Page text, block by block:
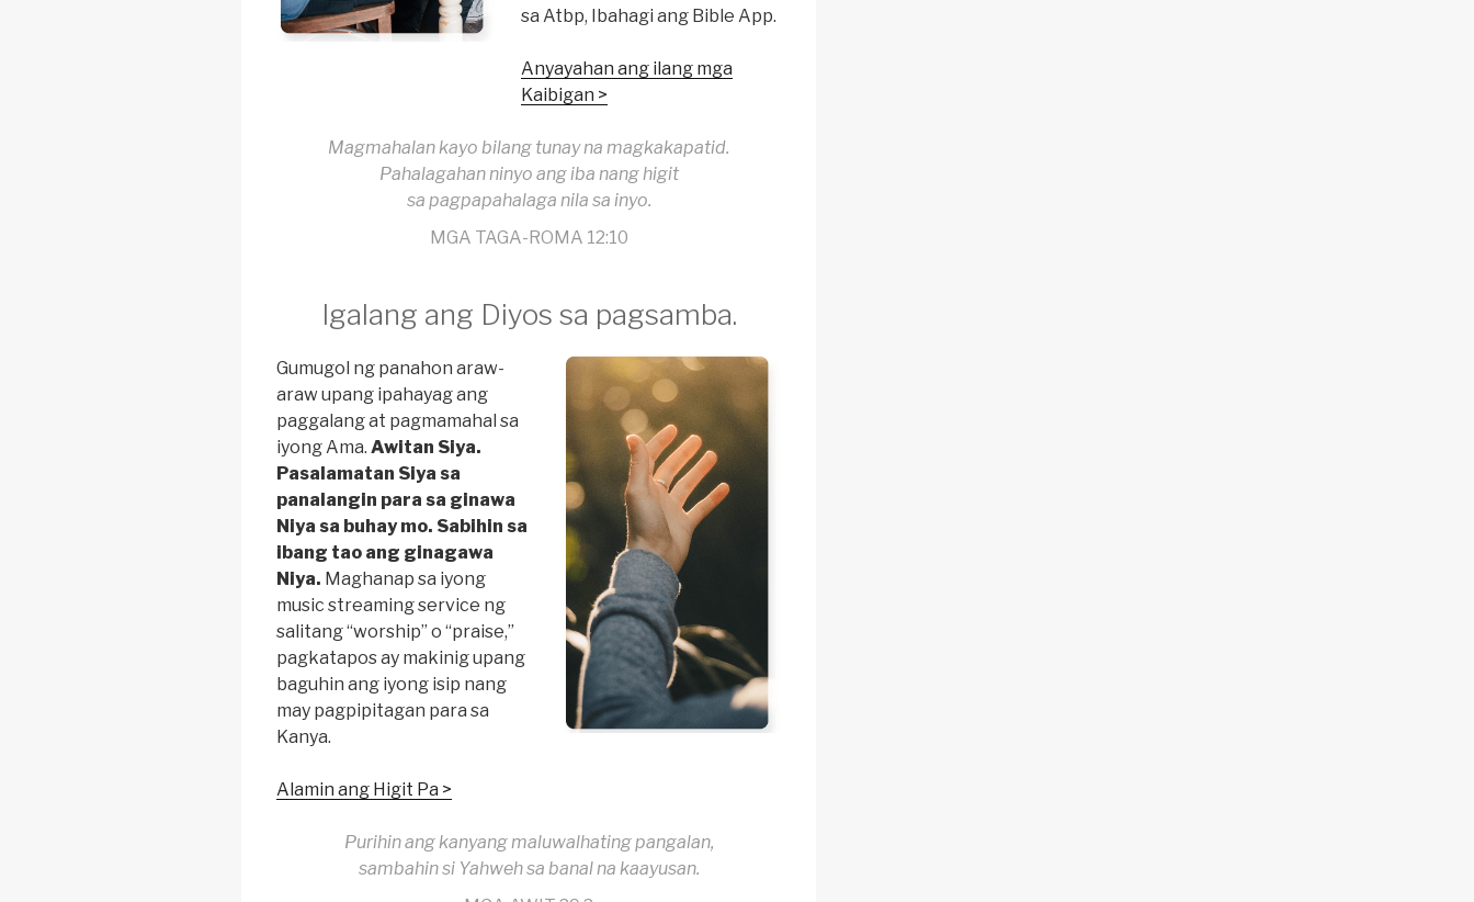
sa Atbp, Ibahagi ang Bible App.
Anyayahan ang ilang mga
Kaibigan >
Magmahalan kayo bilang tunay na magkakapatid.
Pahalagahan ninyo ang iba nang higit
sa pagpapahalaga nila sa inyo.
MGA TAGA-ROMA 12:10
Igalang ang Diyos sa pagsamba.
Gumugol ng panahon araw-
araw upang ipahayag ang
paggalang at pagmamahal sa
iyong Ama. Awitan Siya.
Pasalamatan Siya sa
panalangin para sa ginawa
Niya sa buhay mo. Sabihin sa
ibang tao ang ginagawa
Niya. Maghanap sa iyong
music streaming service ng
salitang “worship” o “praise,”
pagkatapos ay makinig upang
baguhin ang iyong isip nang
may pagpipitagan para sa
Kanya.
Alamin ang Higit Pa >
Purihin ang kanyang maluwalhating pangalan,
sambahin si Yahweh sa banal na kaayusan.